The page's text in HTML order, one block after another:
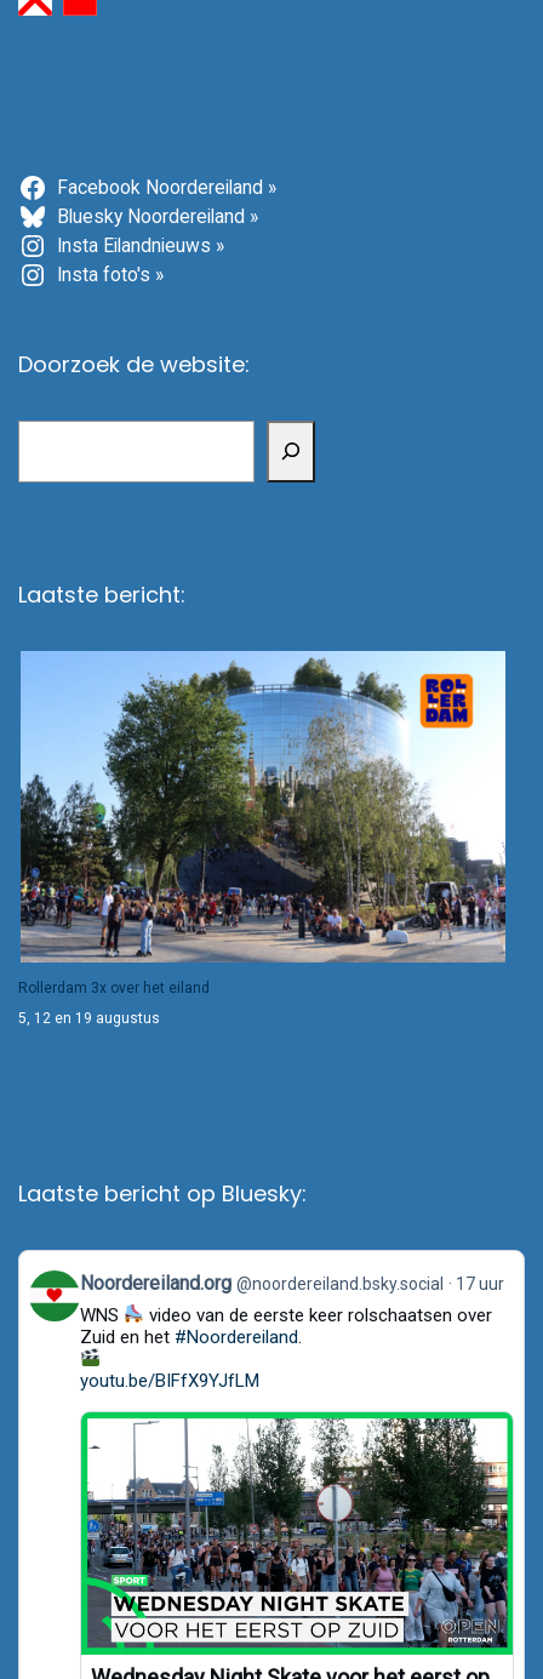
Facebook Noordereiland »
Bluesky Noordereiland »
Insta Eilandnieuws »
Insta foto's »
Doorzoek de website:
Laatste bericht:
Rollerdam 3x over het eiland
5, 12 en 19 augustus
Laatste bericht op Bluesky:
View
post
by
Noordereiland.org
Noordereiland.org @noordereiland.bsky.social 17 uur
WNS
video van de eerste keer rolschaatsen over
Zuid en het #Noordereiland
youtu.be/BIFfX9YJfLM